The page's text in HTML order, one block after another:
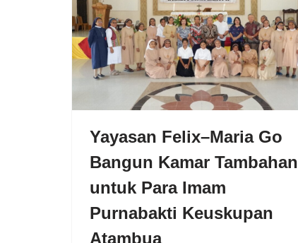
Yayasan Felix–Maria Go
Bangun Kamar Tambahan
untuk Para Imam
Purnabakti Keuskupan
Atambua